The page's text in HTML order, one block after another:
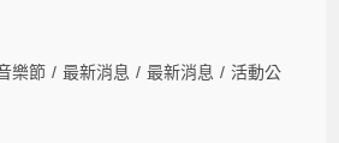
樂節 / 最新消息 / 最新消息 / 活動公